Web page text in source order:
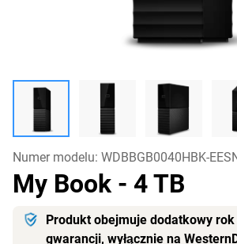
Numer modelu: WDBBGB0040HBK-
My Book - 4 TB
Produkt obejmuje dodatkowy
gwarancji, wyłącznie na